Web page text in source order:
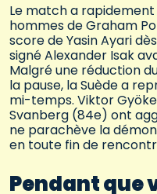
Le match a
hommes de Graham
score de Yasin Ayari
signé Alexander Isak
Malgré une réduction
la pause, la Suède a
mi-temps. Viktor
Svanberg (84e) ont
ne parachève la
en toute fin de
Pendant que